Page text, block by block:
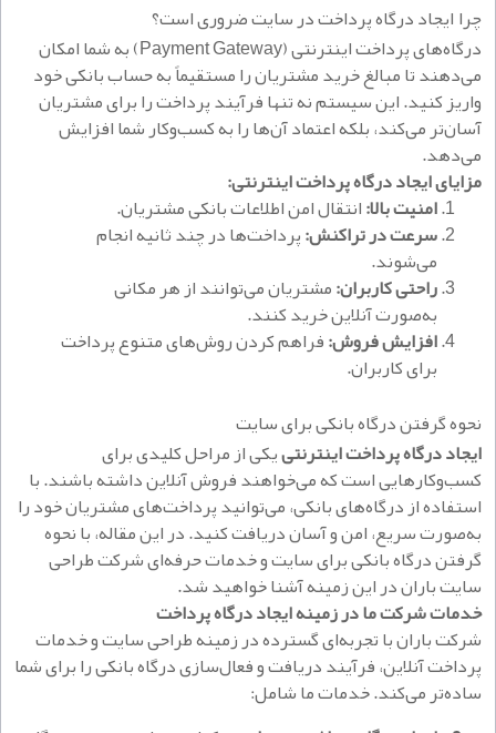
چراایجاد درگاه پرداخت در سایت ضروری است؟
درگاه‌های پرداخت اینترنتی (Payment Gateway) به شما امکان
می‌دهند تا مبالغ خرید مشتریان را مستقیماً به حساب بانکی خود
واریز کنید. این سیستم نه تنها فرآیند پرداخت را برای مشتریان
آسان‌تر می‌کند، بلکه اعتماد آن‌ها را به کسب‌وکار شما افزایش
می‌دهد.
مزایای ایجاد درگاه پرداخت اینترنتی:
امنیت بالا:انتقال امن اطلاعات بانکی مشتریان.
سرعت در تراکنش:پرداخت‌ها در چند ثانیه انجام
می‌شوند.
راحتی کاربران:مشتریان می‌توانند از هر مکانی
به‌صورت آنلاین خرید کنند.
افزایش فروش:فراهم کردن روش‌های متنوع پرداخت
برای کاربران.
نحوه گرفتن درگاه بانکی برای سایت
ایجاد درگاه پرداخت اینترنتییکی از مراحل کلیدی برای
کسب‌وکارهایی است که می‌خواهند فروش آنلاین داشته باشند. با
استفاده از درگاه‌های بانکی، می‌توانید پرداخت‌های مشتریان خود را
به‌صورت سریع، امن و آسان دریافت کنید. در این مقاله، با نحوه
گرفتن درگاه بانکی برای سایت و خدمات حرفه‌ای شرکت طراحی
سایت باران در این زمینه آشنا خواهید شد.
خدمات شرکت ما در زمینه ایجاد درگاه پرداخت
شرکت باران با تجربه‌ای گسترده در زمینه طراحی سایت و خدمات
پرداخت آنلاین، فرآیند دریافت و فعال‌سازی درگاه بانکی را برای شما
ساده‌تر می‌کند. خدمات ما شامل: